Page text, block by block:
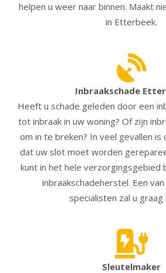
helpen u weer naar binnen. Maakt
in Etterbeek.
Inbraakschade
Heeft u schade geleden door een
tot inbraak in uw woning? Of zijn
om in te breken? In veel gevallen
dat uw slot moet worden
kunt in het hele verzorgingsgebied
inbraakschadeherstel. Een
specialisten zal u graag
Sleutelmaker